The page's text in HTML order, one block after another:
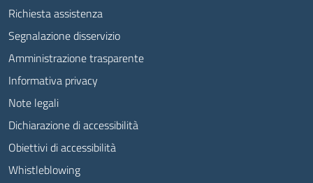
Richiesta assistenza
Segnalazione disservizio
Amministrazione trasparente
Informativa privacy
Note legali
Dichiarazione di accessibilità
Obiettivi di accessibilità
Whistleblowing